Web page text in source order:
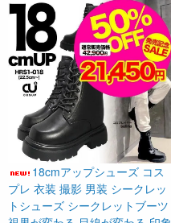
18cmアップシューズ コス
プレ 衣装 撮影 男装 シークレッ
トシューズ シークレットブーツ